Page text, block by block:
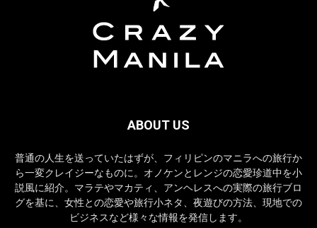
ABOUT US
普通の人生を送っていたはずが、フィリピンのマニラへの旅行か
ら一変クレイジーなものに。オノケンとレンジの恋愛珍道中を小
説風に紹介。マラテやマカティ、アンヘレスへの実際の旅行ブロ
グを基に、女性との恋愛や旅行小ネタ、夜遊びの方法、現地での
ビジネスなど様々な情報を発信します。